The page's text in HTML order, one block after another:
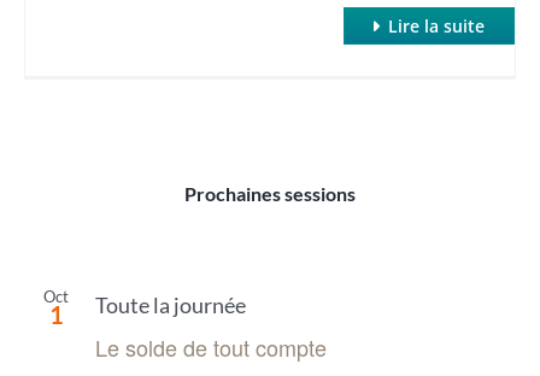
Lire la suite
Prochaines sessions
Oct
1 Toute la journée
Le solde de tout compte